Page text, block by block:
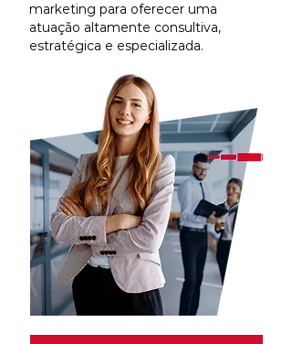
marketing para oferecer uma
atuação altamente consultiva,
estratégica e especializada.